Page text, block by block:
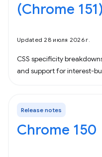
(Chrome 151)
Updated 28 июля 2026 г.
CSS specificity
and support for interest-
Release notes
Chrome 150